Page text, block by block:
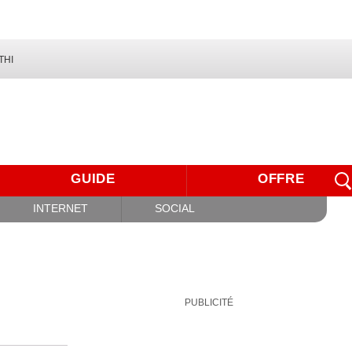
GUIDE OFFRE
INTERNET SOCIAL
PUBLICITÉ